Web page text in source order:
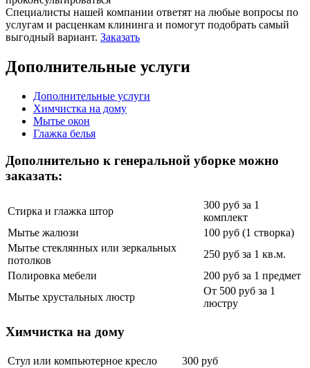
Специалисты нашей компании ответят на любые вопросы по
услугам и расценкам клининга и помогут подобрать самый
выгодный вариант. Заказать
Дополнительные услуги
Дополнительные услуги
Химчистка на дому
Мытье окон
Глажка белья
Дополнительно к генеральной уборке можно
заказать:
Стирка и глажка штор
300 руб за 1
комплект
Мытье жалюзи
100 руб (1 створка)
Мытье стеклянных или зеркальных
потолков
250 руб за 1 кв.м.
Полировка мебели
200 руб за 1 предмет
Мытье хрустальных люстр
От 500 руб за 1
люстру
Химчистка на дому
Стул или компьютерное кресло
300 руб